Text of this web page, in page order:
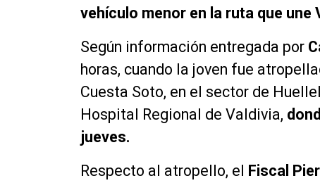
vehículo menor en la ruta que une
Según información entregada por
horas, cuando la joven fue
Cuesta Soto, en el sector de
Hospital Regional de Valdivia,
jueves.
Respecto al atropello, el Fiscal